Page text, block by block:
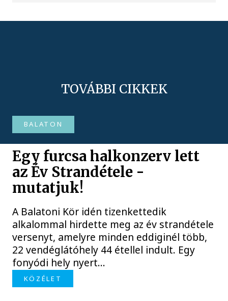
TOVÁBBI CIKKEK
BALATON
Egy furcsa halkonzerv lett
az Év Strandétele -
mutatjuk!
A Balatoni Kör idén tizenkettedik
alkalommal hirdette meg az év strandétele
versenyt, amelyre minden eddiginél több,
22 vendéglátóhely 44 étellel indult. Egy
fonyódi hely nyert...
KÖZÉLET